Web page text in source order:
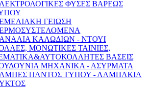
ΦΥΣΕΣ ΒΑΡΕΩΣ
ΓΕΙΩΣΗ
ΚΑΛΩΔΙΩΝ - ΝΤΟΥΙ
ΜΟΝΩΤΙΚΕΣ ΤΑΙΝΙΕΣ,
ΒΑΣΕΙΣ
ΜΗΧΑΝΙΚΑ - ΑΣΥΡΜΑΤΑ
ΠΑΝΤΟΣ ΤΥΠΟΥ - ΛΑΜΠΑΚΙΑ